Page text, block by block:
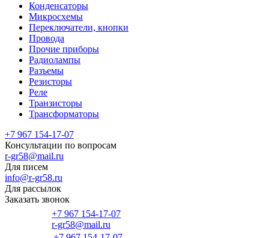
Конденсаторы
Микросхемы
Переключатели, кнопки
Провода
Прочие приборы
Радиолампы
Разъемы
Резисторы
Реле
Транзисторы
Трансформаторы
+7 967 154-17-07
Консультации по вопросам
r-gr58@mail.ru
Для писем
info@r-gr58.ru
Для рассылок
Заказать звонок
+7 967 154-17-07
r-gr58@mail.ru